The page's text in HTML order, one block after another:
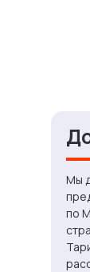
Мы
по